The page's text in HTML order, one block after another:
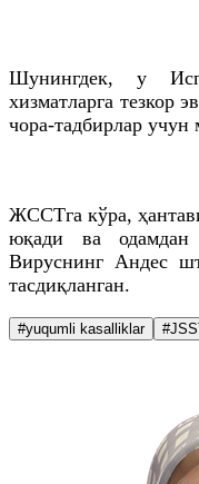
Шунингдек, у
хизматларга тезкор
чора-тадбирлар
ЖССТга кўра,
юқади ва
Вируснинг Андес
тасдиқланган.
#yuqumli kasalliklar